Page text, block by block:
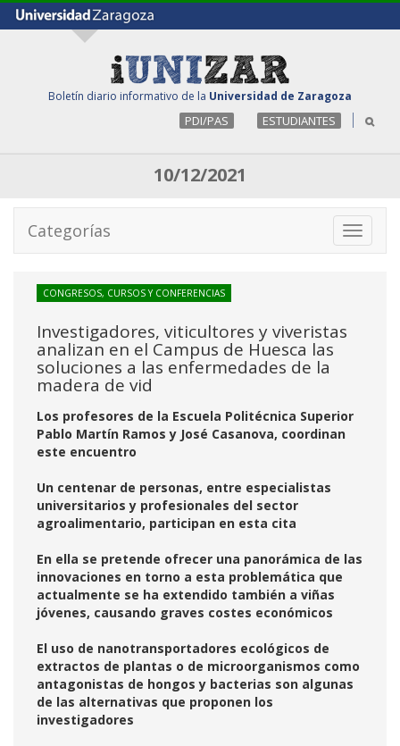
Boletín diario informativo de la Universidad de Zaragoza
PDI/PAS ESTUDIANTES
10/12/2021
Toggle
Categorías
CONGRESOS, CURSOS Y CONFERENCIAS
Investigadores, viticultores y viveristas
analizan en el Campus de Huesca las
soluciones a las enfermedades de la
madera de vid
Los profesores de la Escuela Politécnica Superior
Pablo Martín Ramos y José Casanova, coordinan
este encuentro
Un centenar de personas, entre especialistas
universitarios y profesionales del sector
agroalimentario, participan en esta cita
En ella se pretende ofrecer una panorámica de las
innovaciones en torno a esta problemática que
actualmente se ha extendido también a viñas
jóvenes, causando graves costes económicos
El uso de nanotransportadores ecológicos de
extractos de plantas o de microorganismos como
antagonistas de hongos y bacterias son algunas
de las alternativas que proponen los
investigadores